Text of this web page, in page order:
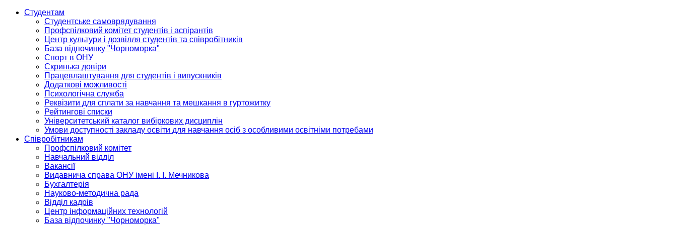
Студентам
Студентське самоврядування
Профспілковий комітет студентів і аспірантів
Центр культури і дозвілля студентів та співробітників
База відпочинку "Чорноморка"
Спорт в ОНУ
Скринька довіри
Працевлаштування для студентів і випускників
Додаткові можливості
Психологічна служба
Реквізити для сплати за навчання та мешкання в гуртожитку
Рейтингові списки
Університетський каталог вибіркових дисциплін
Умови доступності закладу освіти для навчання осіб з особливими освітніми потребами
Співробітникам
Профспілковий комітет
Навчальний відділ
Вакансії
Видавнича справа ОНУ імені І. І. Мечникова
Бухгалтерія
Науково-методична рада
Відділ кадрів
Центр інформаційних технологій
База відпочинку "Чорноморка"